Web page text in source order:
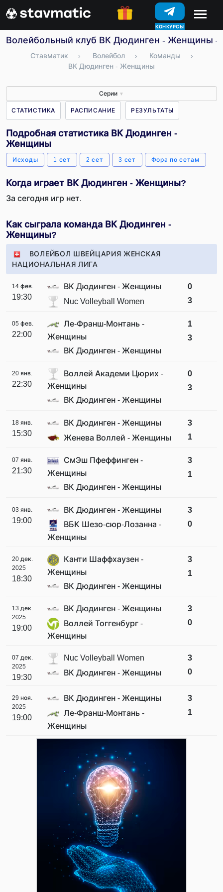
КОНКУРСЫ
Волейбольный клуб ВК Дюдинген - Женщины –
Ставматик › Волейбол › Команды
›
ВК Дюдинген - Женщины
Серии ▼
СТАТИСТИКА РАСПИСАНИЕ РЕЗУЛЬТАТЫ
Подробная статистика ВК Дюдинген -
Женщины
Исходы 1 сет 2 сет 3 сет Фора по сетам
Когда играет ВК Дюдинген - Женщины?
За сегодня игр нет.
Как сыграла команда ВК Дюдинген -
Женщины?
ВОЛЕЙБОЛ ШВЕЙЦАРИЯ ЖЕНСКАЯ
НАЦИОНАЛЬНАЯ ЛИГА
14 фев.
19:30
ВК Дюдинген - Женщины
Nuc Volleyball Women
0
3
05 фев.
22:00
Ле-Франш-Монтань -
Женщины
ВК Дюдинген - Женщины
1
3
20 янв.
22:30
Воллей Академи Цюрих -
Женщины
ВК Дюдинген - Женщины
0
3
18 янв.
15:30
ВК Дюдинген - Женщины
Женева Воллей - Женщины
3
1
07 янв.
21:30
СмЭш Пфеффинген -
Женщины
ВК Дюдинген - Женщины
3
1
03 янв.
19:00
ВК Дюдинген - Женщины
ВБК Шезо-сюр-Лозанна -
Женщины
3
0
20 дек.
2025
18:30
Канти Шаффхаузен -
Женщины
ВК Дюдинген - Женщины
3
1
13 дек.
2025
19:00
ВК Дюдинген - Женщины
Воллей Тоггенбург -
Женщины
3
0
07 дек.
2025
19:30
Nuc Volleyball Women
ВК Дюдинген - Женщины
3
0
29 ноя.
2025
19:00
ВК Дюдинген - Женщины
Ле-Франш-Монтань -
Женщины
3
1